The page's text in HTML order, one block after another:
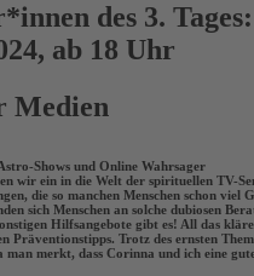
des 3.
ab 18 Uhr
Medien
Shows und Online Wahrsager
wir ein in die Welt der spirituellen TV-
die so manchen Menschen schon viel
sich Menschen an solche dubiosen
Hilfsangebote gibt es! All das
Präventionstipps. Trotz des ernsten
man merkt, dass Corinna und ich eine